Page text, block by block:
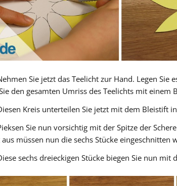
Sie jetzt das Teelicht zur Hand. Legen Sie
den gesamten Umriss des Teelichts mit einem
Kreis unterteilen Sie jetzt mit dem Bleistift
Sie nun vorsichtig mit der Spitze der
müssen nun die sechs Stücke eingeschnitten
sechs dreieckigen Stücke biegen Sie nun mit